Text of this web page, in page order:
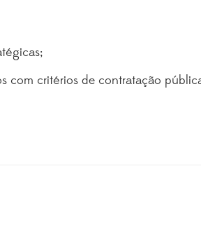
com critérios de contratação